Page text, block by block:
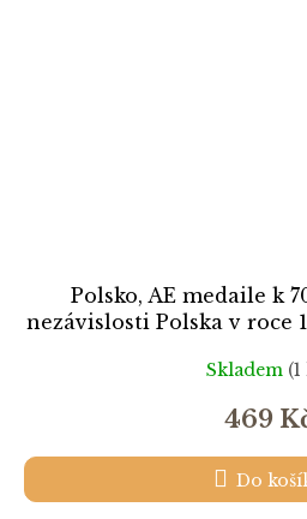
Polsko, AE medaile k
nezávislosti Polska v roce
Skladem
469
Do